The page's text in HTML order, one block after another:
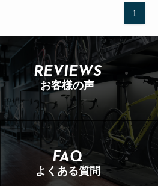
1
REVIEWS
お客様の声
FAQ
よくある質問